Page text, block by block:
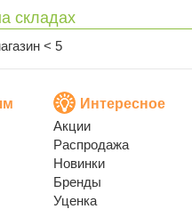
складах
< 5
Интересное
Акции
Распродажа
Новинки
Бренды
Уценка